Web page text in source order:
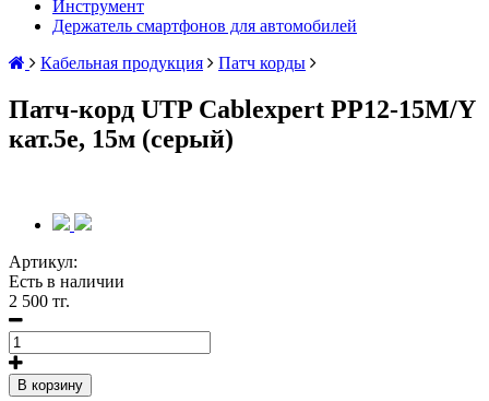
Инструмент
Держатель смартфонов для автомобилей
Кабельная продукция
Патч корды
Патч-корд UTP Cablexpert PP12-15M/Y
кат.5e, 15м (серый)
Артикул:
Есть в наличии
2 500 тг.
В корзину